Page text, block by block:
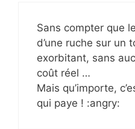
Sans compter que
d’une ruche sur un
exorbitant, sans
coût réel …
Mais qu’importe,
qui paye ! :angry: